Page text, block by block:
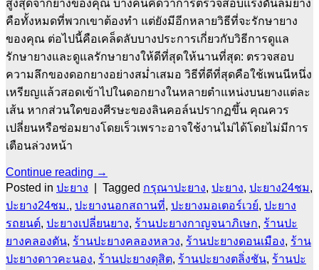
สูงสุดจากยางของคุณ บางคนคิดว่าการตรวจสอบแรงดันลมยาง
คือทั้งหมดที่พวกเขาต้องทำ แต่ยังมีอีกหลายวิธีที่จะรักษายาง
ของคุณ ต่อไปนี้คือเคล็ดลับบางประการเกี่ยวกับวิธีการดูแล
รักษายางและดูแลรักษายางให้ดีที่สุดให้นานที่สุด: ตรวจสอบ
ความลึกของดอกยางอย่างสม่ำเสมอ วิธีที่ดีที่สุดคือใช้เพนนีหนึ่ง
เหรียญแล้วสอดเข้าไปในดอกยางในหลายตำแหน่งบนยางแต่ละ
เส้น หากส่วนใดของศีรษะของลินคอล์นปรากฏขึ้น คุณควร
เปลี่ยนหรือซ่อมยางโดยเร็วเพราะอาจใช้งานไม่ได้โดยไม่มีการ
เตือนล่วงหน้า
Continue reading →
Posted in ปะยาง Tagged กรุณาปะยาง, ปะยาง, ปะยาง24ชม,
ปะยาง24ชม., ปะยางนอกสถานที่, ปะยางมอเตอร์เวย์, ปะยาง
รถยนต์, ปะยางเปลี่ยนยาง, ร้านปะยางกาญจนาภิเษก, ร้านปะ
ยางคลองตัน, ร้านปะยางคลองหลวง, ร้านปะยางดอนเมือง, ร้าน
ปะยางดาวคะนอง, ร้านปะยางดุสิต, ร้านปะยางตลิ่งชัน, ร้านปะ